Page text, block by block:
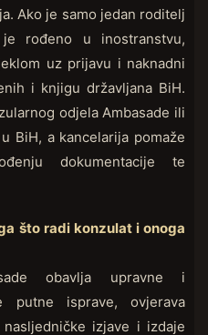
Ako je samo jedan roditelj
rođeno u inostranstvu,
uz prijavu i naknadni
i knjigu državljana BiH.
odjela Ambasade ili
BiH, a kancelarija pomaže
dokumentacije te
što radi konzulat i onoga
obavlja upravne i
putne isprave, ovjerava
izjave i izdaje